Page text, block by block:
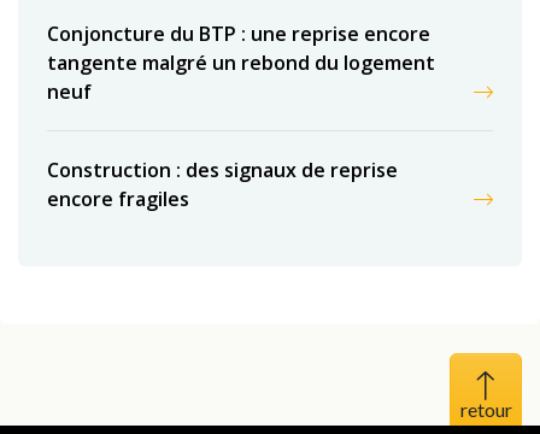
Conjoncture du BTP : une reprise encore
tangente malgré un rebond du logement
neuf
Construction : des signaux de reprise
encore fragiles
Haut